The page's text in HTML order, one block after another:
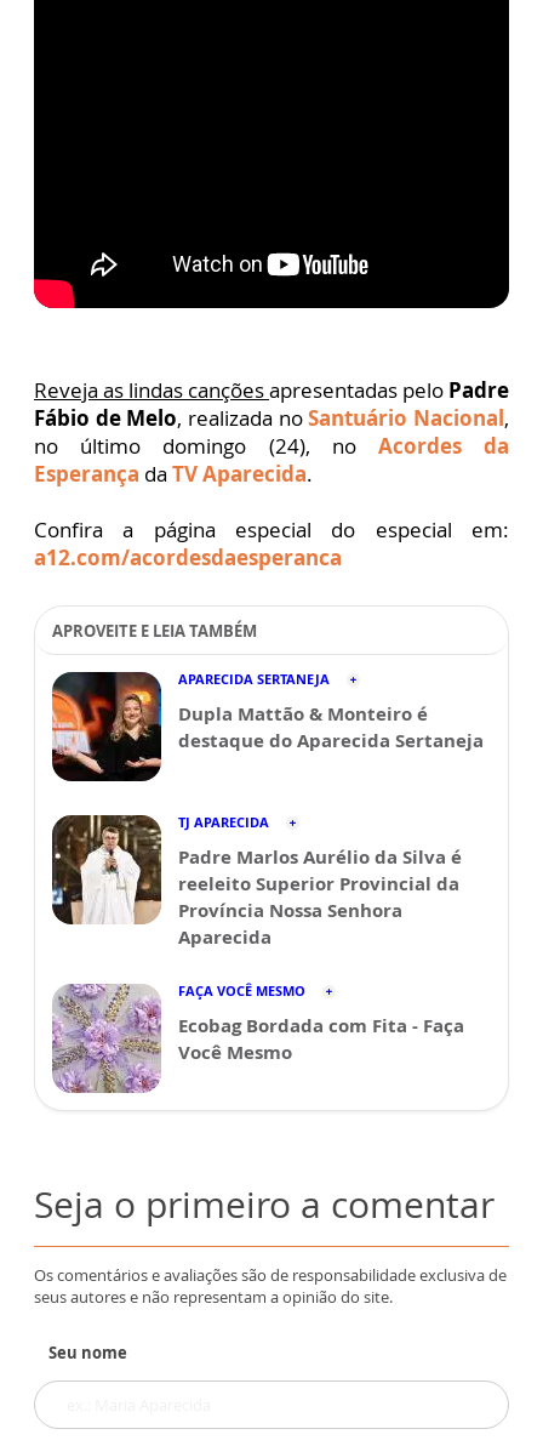
Reveja as lindas cançõesapresentadas pelo Padre
Fábio de Melo, realizada noSantuário Nacional,
no último domingo (24), no Acordes da
Esperança da TV Aparecida.
Confira a página especial do especial em:
a12.com/acordesdaesperanca
APROVEITE E LEIA TAMBÉM
APARECIDA SERTANEJA
Dupla Mattão & Monteiro é
destaque do Aparecida Sertaneja
TJ APARECIDA
Padre Marlos Aurélio da Silva é
reeleito Superior Provincial da
Província Nossa Senhora
Aparecida
FAÇA VOCÊ MESMO
Ecobag Bordada com Fita - Faça
Você Mesmo
Seja o primeiro a comentar
Os comentários e avaliações são de responsabilidade exclusiva de
seus autores e não representam a opinião do site.
Seu nome